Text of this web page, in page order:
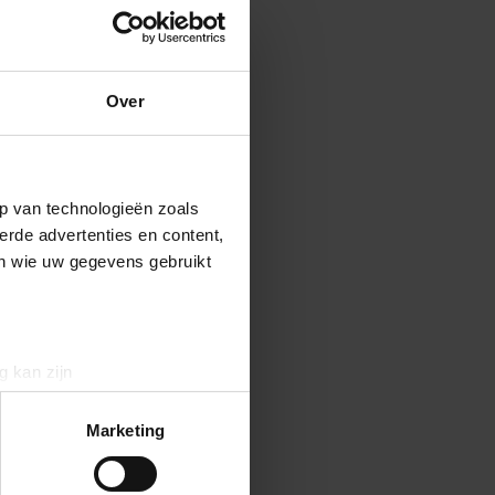
Over
van technologieën zoals
advertenties en content,
wie uw gegevens gebruikt
kan zijn
detailgedeeltein. U kunt uw
Marketing